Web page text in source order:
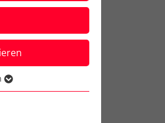
der
die Webseite